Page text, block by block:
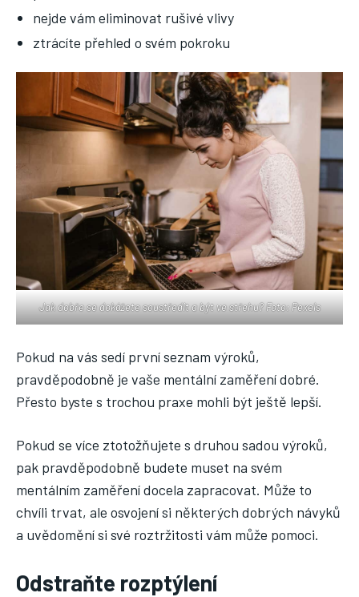
nejde vám eliminovat rušivé vlivy
ztrácíte přehled o svém pokroku
Jak dobře se dokážete soustředit a být ve střehu? Foto: Pexels
Pokud na vás sedí první seznam výroků,
pravděpodobně je vaše mentální zaměření dobré.
Přesto byste s trochou praxe mohli být ještě lepší.
Pokud se více ztotožňujete s druhou sadou výroků,
pak pravděpodobně budete muset na svém
mentálním zaměření docela zapracovat. Může to
chvíli trvat, ale osvojení si některých dobrých návyků
a uvědomění si své roztržitosti vám může pomoci.
Odstraňte rozptýlení